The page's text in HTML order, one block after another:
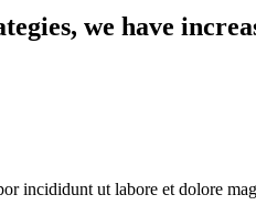
we have
incididunt ut labore et dolore